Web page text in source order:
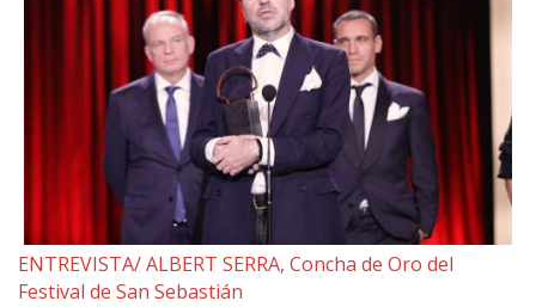
ENTREVISTA/ ALBERT SERRA, Concha de Oro del
Festival de San Sebastián